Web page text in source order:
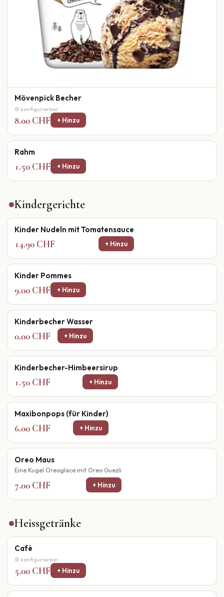
Mövenpick Becher
⚙ konfigurierbar
8.00 CHF + Hinzu
Rahm
1.50 CHF + Hinzu
Kindergerichte
Kinder Nudeln mit Tomatensauce
14.90 CHF + Hinzu
Kinder Pommes
9.00 CHF + Hinzu
Kinderbecher Wasser
0.00 CHF + Hinzu
Kinderbecher-Himbeersirup
1.50 CHF + Hinzu
Maxibonpops (für Kinder)
6.00 CHF + Hinzu
Oreo Maus
Eine Kugel Oreoglace mit Oreo Guezli
7.00 CHF + Hinzu
Heissgetränke
Café
⚙ konfigurierbar
5.00 CHF + Hinzu